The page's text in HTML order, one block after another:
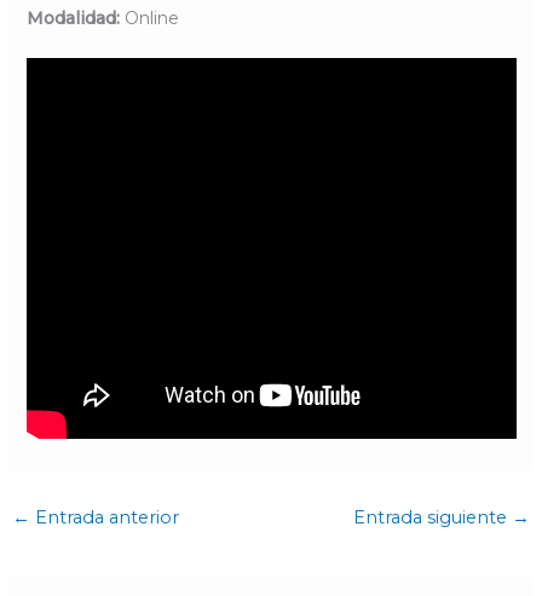
Modalidad:Online
← Entrada anterior Entrada siguiente →